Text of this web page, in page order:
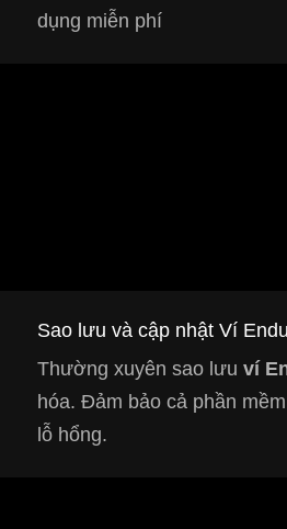
dụng miễn phí
Sao lưu và cập nhật Ví
Thường xuyên sao lưu ví
hóa. Đảm bảo cả phần
lỗ hổng.